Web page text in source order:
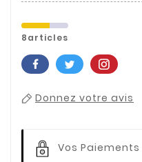
8articles
Donnez votre avis
Vos Paiements